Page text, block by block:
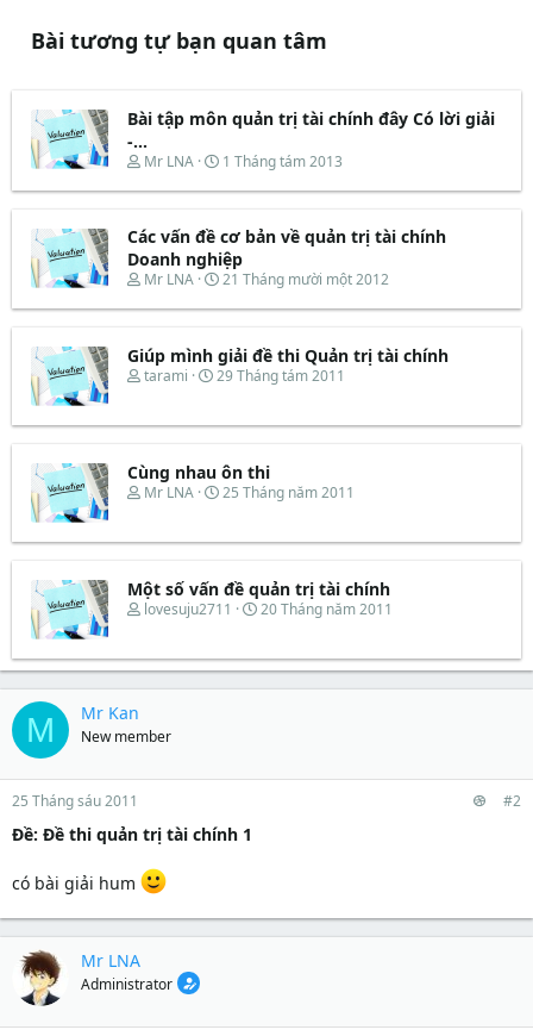
Bài tương tự bạn quan tâm
Bài tập môn quản trị tài chính đây Có lời giải
-...
T
r
a
d
s
a
t
e
Mr LNA
N
à
b
ắ
t
ầ
1 Tháng tám 2013
Các vấn đề cơ bản về quản trị tài chính
Doanh nghiệp
T
r
a
d
a
t
e
Mr LNA
N
à
b
ắ
ầ
21 Tháng mười một 2012
Giúp mình giải đề thi Quản trị tài chính
T
e
d
s
r
e
r
tarami
N
y
ắ
t
u
29 Tháng tám 2011
Cùng nhau ôn thi
T
e
d
s
r
Mr LNA
N
y
ắ
t
u
25 Tháng năm 2011
Một số vấn đề quản trị tài chính
T
e
t
r
r
lovesuju2711
N
y
u
20 Tháng năm 2011
M Mr Kan
New member
25 Tháng sáu 2011 #2
Ðề: Đề thi quản trị tài chính 1
có bài giải hum
Mr LNA
Administrator